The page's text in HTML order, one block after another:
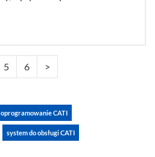
5 6 >
oprogramowanie CATI
system do obsługi CATI